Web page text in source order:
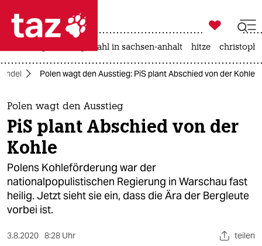
 taz zahl ich
taz zahl ich
themen
politik
öko
gesellschaft
kultur
sport

taz zahl ich
landtagswahl in sachsen-anhalt hitze
Polen wagt den Ausstieg: PiS plant Abschied von der Kohle
Polen wagt den Ausstieg
PiS plant Abschied von der
Kohle
Polens Kohleförderung war der
nationalpopulistischen Regierung in Warschau fast
heilig. Jetzt sieht sie ein, dass die Ära der Bergleute
vorbei ist.
3.8.2020 8:28 Uhr teilen